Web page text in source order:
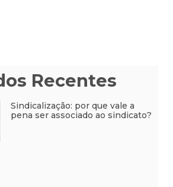
Recentes
Sindicalização: por que vale a
pena ser associado ao sindicato?